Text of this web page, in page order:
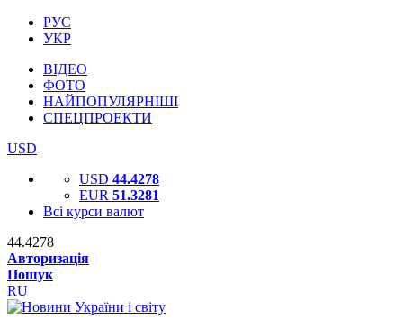
РУС
УКР
ВІДЕО
ФОТО
НАЙПОПУЛЯРНІШІ
СПЕЦПРОЕКТИ
USD
USD 44.4278
EUR 51.3281
Всі курси валют
44.4278
Авторизація
Пошук
RU